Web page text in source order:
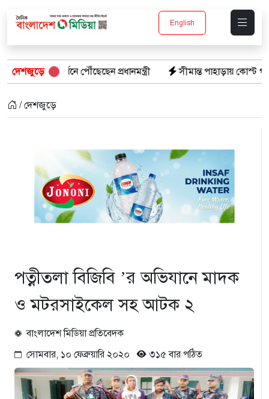
English
দেশজুড়েপ্রধানমন্ত্রী সীমান্ত পাহাড়ায় কোস্ট গার্ডের বড় সাফল্য:
/ দেশজুড়ে
পত্নীতলা বিজিবি ’র অভিযানে মাদক
ও মটরসাইকেল সহ আটক ২
বাংলাদেশ মিডিয়া প্রতিবেদক
সোমবার, ১০ ফেব্রুয়ারি ২০২০
৩১৫ বার পঠিত